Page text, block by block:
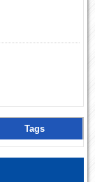
Tags